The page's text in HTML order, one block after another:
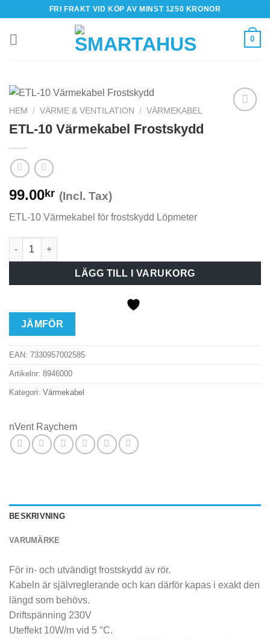
content
FRI FRAKT VID KÖP AV MINST 1250 KRONOR
0
HEM / VÄRME & VENTILATION / VÄRMEKABEL
ETL-10 Värmekabel Frostskydd
99.00kr (Incl. Tax)
ETL-10 Värmekabel för frostskydd Löpmeter
ETL-10 Värmekabel Frostskydd mängd
LÄGG TILL I VARUKORG
JÄMFÖR
EAN: 7330957002585
Artikelnr: 8946000
Kategori: Värmekabel
nVent Raychem
BESKRIVNING
VARUMÄRKE
För in- och utvändigt frostskydd av rör.
Kabeln är självreglerande och kan därför kapas i exakt den
längd som behövs.
Driftspänning 230V
Uteffekt 10W/m vid 5 °C.